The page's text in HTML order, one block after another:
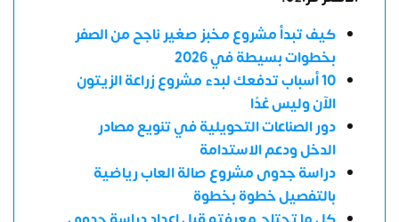
كيف تبدأ مشروع مخبز صغير ناجح من الصفر
بخطوات بسيطة في 2026
10 أسباب تدفعك لبدء مشروع زراعة الزيتون
الآن وليس غدًا
دور الصناعات التحويلية في تنويع مصادر
الدخل ودعم الاستدامة
دراسة جدوى مشروع صالة العاب رياضية
بالتفصيل خطوة بخطوة